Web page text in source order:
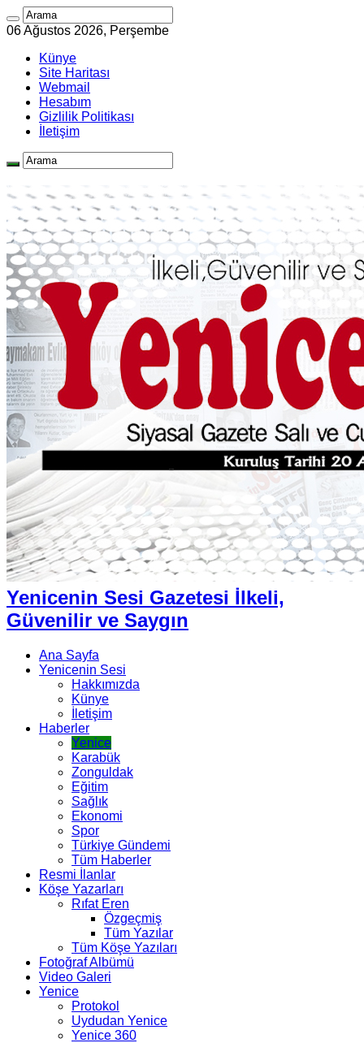
06 Ağustos 2026, Perşembe
Künye
Site Haritası
Webmail
Hesabım
Gizlilik Politikası
İletişim
Yenicenin Sesi Gazetesi İlkeli,
Güvenilir ve Saygın
Ana Sayfa
Yenicenin Sesi
Hakkımızda
Künye
İletişim
Haberler
Yenice
Karabük
Zonguldak
Eğitim
Sağlık
Ekonomi
Spor
Türkiye Gündemi
Tüm Haberler
Resmi İlanlar
Köşe Yazarları
Rıfat Eren
Özgeçmiş
Tüm Yazılar
Tüm Köşe Yazıları
Fotoğraf Albümü
Video Galeri
Yenice
Protokol
Uydudan Yenice
Yenice 360